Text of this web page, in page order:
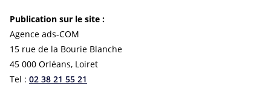
Publication sur le site :
Agence ads-COM
15 rue de la Bourie Blanche
45 000 Orléans, Loiret
Tel : 02 38 21 55 21